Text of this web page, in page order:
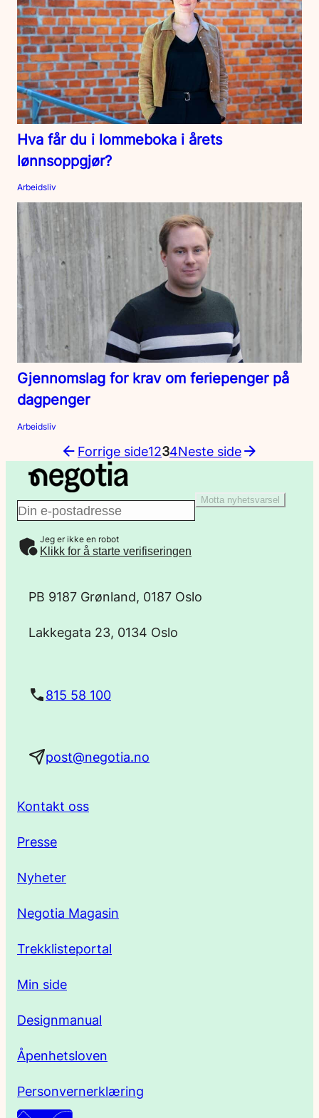
Hva får du i lommeboka i årets
lønnsoppgjør?
Arbeidsliv
Gjennomslag for krav om feriepenger på
dagpenger
Arbeidsliv
Forrige side1234Neste side
E
-
Motta nyhetsvarsel
Jeg er ikke en robot
Klikk for å starte verifiseringen
PB 9187 Grønland, 0187 Oslo
Lakkegata 23, 0134 Oslo
815 58 100
post@negotia.no
Kontakt oss
Presse
Nyheter
Negotia Magasin
Trekklisteportal
Min side
Designmanual
Åpenhetsloven
Personvernerklæring